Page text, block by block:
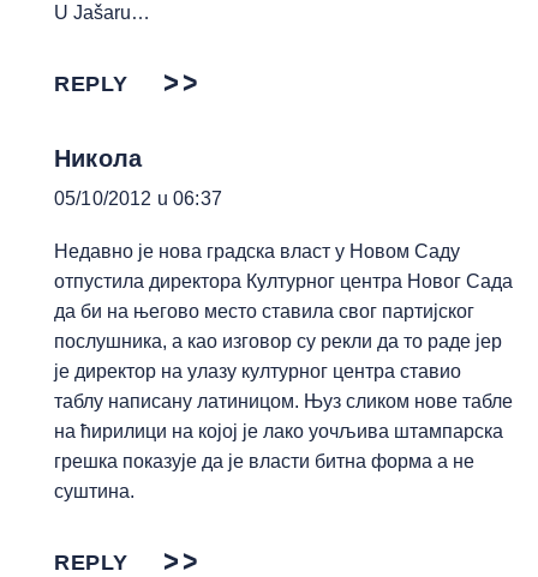
U Jašaru…
REPLY
Никола
05/10/2012 u 06:37
Недавно је нова градска власт у Новом Саду
отпустила директора Културног центра Новог Сада
да би на његово место ставила свог партијског
послушника, а као изговор су рекли да то раде јер
је директор на улазу културног центра ставио
таблу написану латиницом. Њуз сликом нове табле
на ћирилици на којој је лако уочљива штампарска
грешка показује да је власти битна форма а не
суштина.
REPLY